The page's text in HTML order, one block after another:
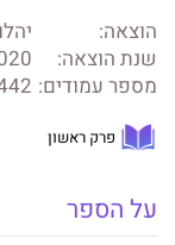
הוצאה:
שנת הוצאה:
מספר עמודים:
פרק ראשון
על הספר